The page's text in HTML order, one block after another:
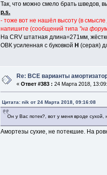
Так, что можно смело брать шведов,
p.s.
- тоже вот не нашёл высоту (в
напишите (сообщений типа "на
На CRV штатная длина=271мм,
ОВК усиленная с буковкой Н (серая)
Re: ВСЕ варианты
« Ответ #383 : 24 Марта 2018,
Цитата: nik от 24 Марта 2018, 09:16:08
Он у Вас потек?, вот у меня вроде
Амортезы сухие, не потекшие. На